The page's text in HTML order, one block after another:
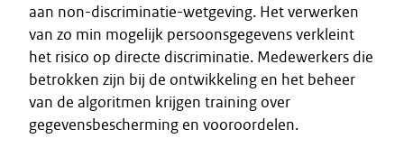
aan non-discriminatie-wetgeving. Het verwerken
van zo min mogelijk persoonsgegevens verkleint
het risico op directe discriminatie. Medewerkers die
betrokken zijn bij de ontwikkeling en het beheer
van de algoritmen krijgen training over
gegevensbescherming en vooroordelen.